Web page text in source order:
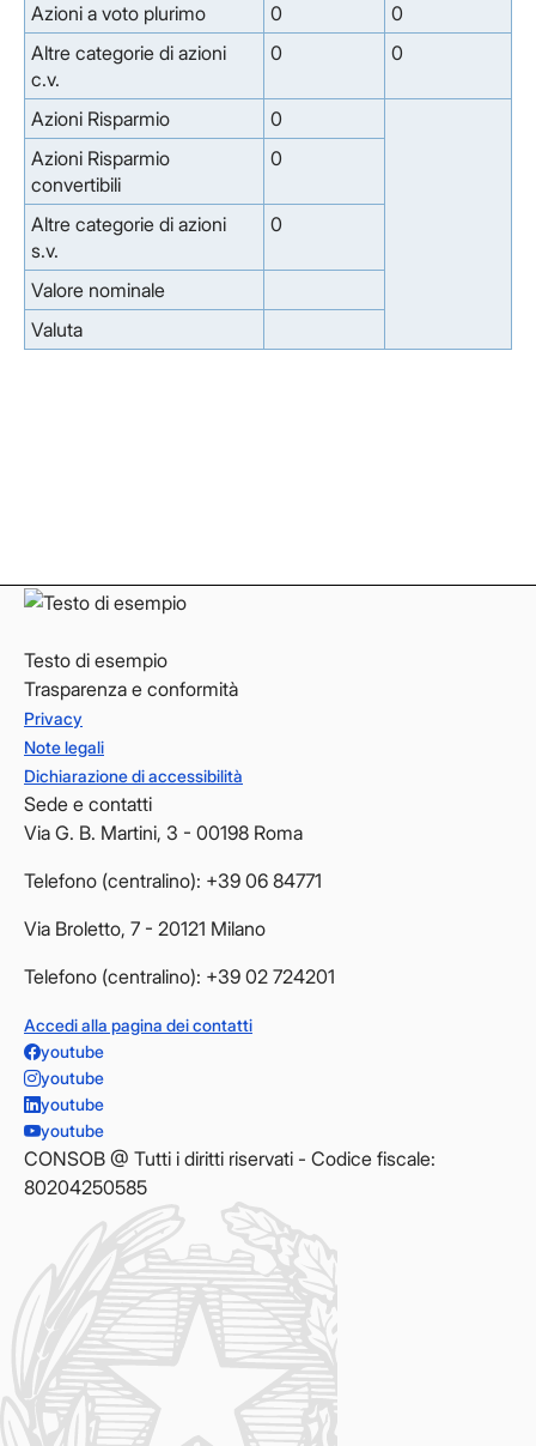
Azioni a voto plurimo
0
0
Altre categorie di azioni
c.v.
0 0
Azioni Risparmio
0
Azioni Risparmio
convertibili
0
Altre categorie di azioni
s.v.
0
Valore nominale
Valuta
Testo di esempio
Trasparenza e conformità
Privacy
Note legali
Dichiarazione di accessibilità
Sede e contatti
Via G. B. Martini, 3 - 00198 Roma
Telefono (centralino): +39 06 84771
Via Broletto, 7 - 20121 Milano
Telefono (centralino): +39 02 724201
Accedi alla pagina dei contatti
youtube
youtube
youtube
youtube
CONSOB @ Tutti i diritti riservati - Codice fiscale:
80204250585